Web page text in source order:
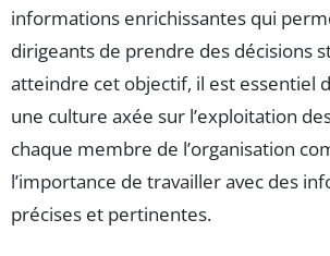
informations enrichissantes qui
dirigeants de prendre des décisions
atteindre cet objectif, il est essentiel
une culture axée sur l’exploitation
chaque membre de l’organisation
l’importance de travailler avec des
précises et pertinentes.